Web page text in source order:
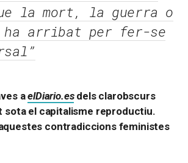
la mort, la guerra o
ha arribat per fer-se
aelDiario.esdels clarobscurs
sota el capitalisme reproductiu.
contradiccions feministes